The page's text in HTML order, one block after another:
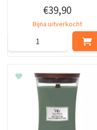
€39,90
Bijna uitverkocht